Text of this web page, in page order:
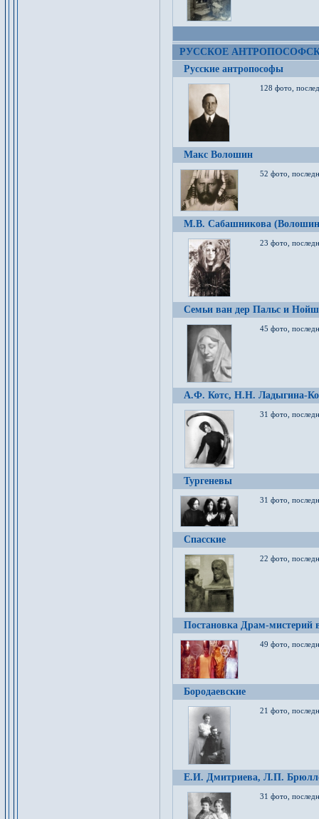
РУССКОЕ
Русские антропософы
128 фото,
Макс Волошин
52 фото,
М.В. Сабашникова
23 фото,
Семьи ван дер Пальс и
45 фото,
А.Ф. Котс, Н.Н. Ладыгина-
31 фото,
Тургеневы
31 фото,
Спасские
22 фото,
Постановка Драм-мистерий
49 фото,
Бородаевские
21 фото,
Е.И. Дмитриева, Л.П.
31 фото,